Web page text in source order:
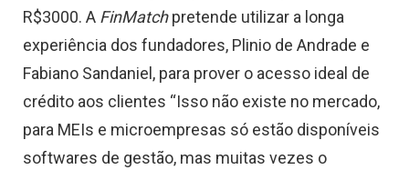
R$3000. A FinMatchpretende utilizar a longa
experiência dos fundadores, Plinio de Andrade e
Fabiano Sandaniel, para prover o acesso ideal de
crédito aos clientes “Isso não existe no mercado,
para MEIs e microempresas só estão disponíveis
softwares de gestão, mas muitas vezes o